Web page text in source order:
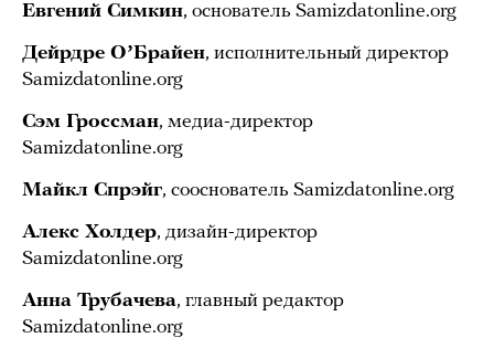
Евгений Симкин, основатель Samizdatonline.org
Дейрдре ОʼБрайен, исполнительный директор
Samizdatonline.org
Сэм Гроссман, медиа-директор
Samizdatonline.org
Майкл Спрэйг, сооснователь Samizdatonline.org
Алекс Холдер, дизайн-директор
Samizdatonline.org
Анна Трубачева, главный редактор
Samizdatonline.org